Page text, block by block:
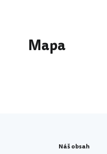
Mapa
Náš obsah